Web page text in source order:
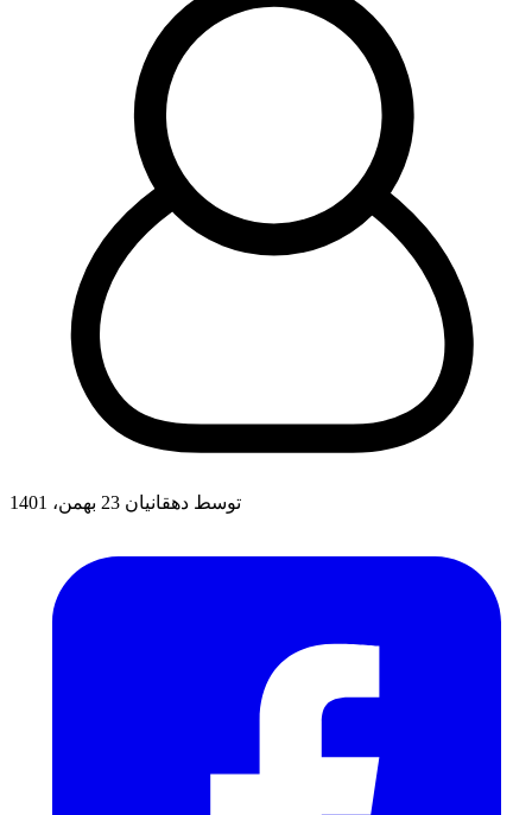
توسط دهقانیان 23 بهمن، 1401